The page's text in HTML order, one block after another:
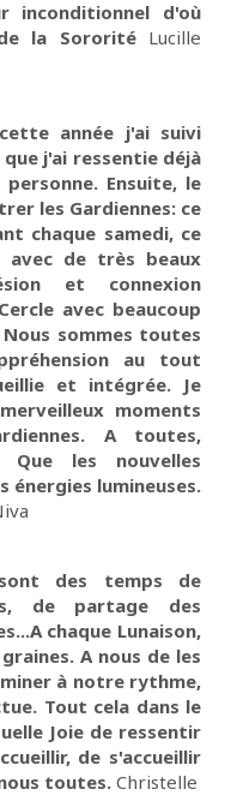
inconditionnel d'où
la Sororité Lucille
année j'ai suivi
j'ai ressentie déjà
Ensuite, le
les Gardiennes: ce
chaque samedi, ce
avec de très beaux
et connexion
avec beaucoup
sommes toutes
au tout
et intégrée. Je
moments
A toutes,
les nouvelles
énergies lumineuses.
des temps de
de partage des
chaque Lunaison,
A nous de les
à notre rythme,
Tout cela dans le
Joie de ressentir
de s'accueillir
toutes. Christelle